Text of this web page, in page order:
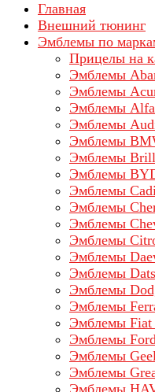
Главная
Внешний тюнинг
Эмблемы по
Прицелы на
Эмблемы
Эмблемы
Эмблемы
Эмблемы
Эмблемы
Эмблемы
Эмблемы
Эмблемы
Эмблемы
Эмблемы
Эмблемы
Эмблемы
Эмблемы
Эмблемы
Эмблемы
Эмблемы
Эмблемы
Эмблемы
Эмблемы
Эмблемы